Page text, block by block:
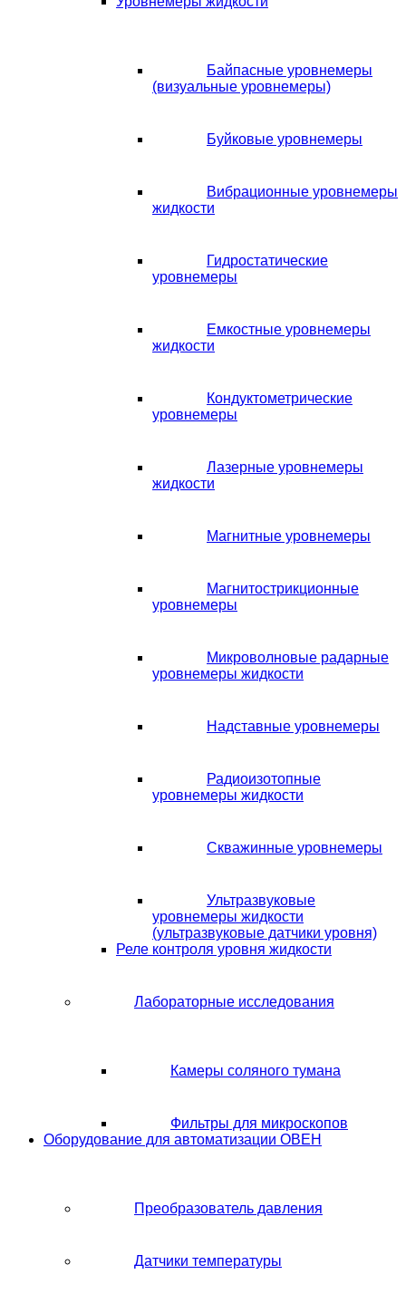
Байпасные уровнемеры
(визуальные уровнемеры)
Буйковые уровнемеры
Вибрационные уровнемеры
жидкости
Гидростатические
уровнемеры
Емкостные уровнемеры
жидкости
Кондуктометрические
уровнемеры
Лазерные уровнемеры
жидкости
Магнитные уровнемеры
Магнитострикционные
уровнемеры
Микроволновые радарные
уровнемеры жидкости
Надставные уровнемеры
Радиоизотопные
уровнемеры жидкости
Скважинные уровнемеры
Ультразвуковые
уровнемеры жидкости
(ультразвуковые датчики уровня)
Реле контроля уровня жидкости
Лабораторные исследования
Камеры соляного тумана
Фильтры для микроскопов
Оборудование для автоматизации ОВЕН
Преобразователь давления
Датчики температуры